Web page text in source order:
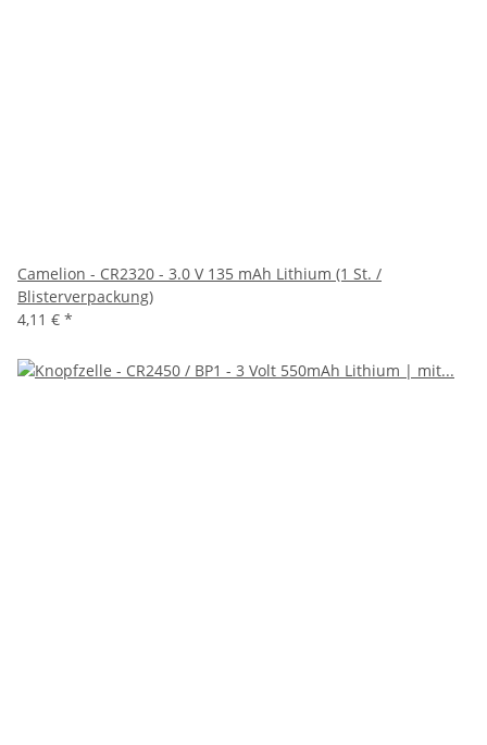
Camelion - CR2320 - 3.0 V 135 mAh Lithium (1 St. /
Blisterverpackung)
4,11 € *